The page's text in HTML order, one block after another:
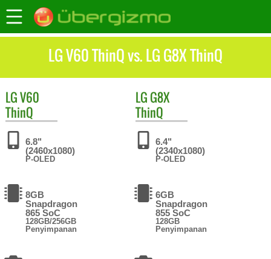
LG V60 ThinQ vs. LG G8X ThinQ
LGV60
ThinQ
6.8"
(2460x1080)
P-OLED
8GB
Snapdragon
865 SoC
128GB/256GB
Penyimpanan
LG G8X
ThinQ
6.4"
(2340x1080)
P-OLED
6GB
Snapdragon
855 SoC
128GB
Penyimpanan